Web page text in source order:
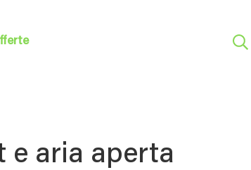
e aria aperta